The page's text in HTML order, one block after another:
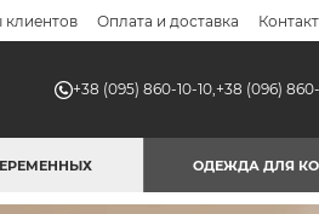
контенту
клиентов Оплата и доставка
+38 (095) 860-10-10,+38 (096)
ОДЕЖДА ДЛЯ